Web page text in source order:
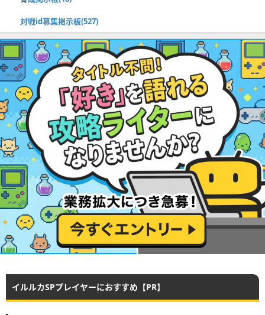
対戦id募集掲示板(527)
イルルカSPプレイヤーにおすすめ【PR】